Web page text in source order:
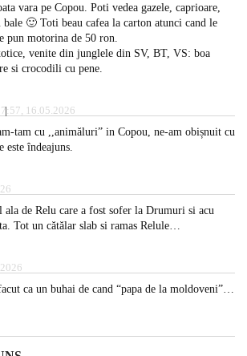
vara pe Copou. Poti vedea gazele, caprioare,
🙂 Toti beau cafea la carton atunci cand le
pun motorina de 50 ron.
venite din junglele din SV, BT, VS: boa
si crocodili cu pene.
16.05.2026
tam cu ,,animăluri” in Copou, ne-am obișnuit cu
îndeajuns.
ala de Relu care a fost sofer la Drumuri si acu
Tot un cătălar slab si ramas Relule…
ca un buhai de cand “papa de la moldoveni”…